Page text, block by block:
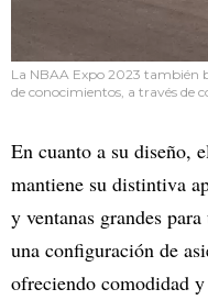
La NBAA Expo 2023
de conocimientos, a través de
En cuanto a su diseño,
mantiene su distintiva
y ventanas grandes
una configuración de
ofreciendo comodidad